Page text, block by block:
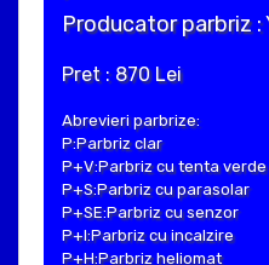
Producator parbriz :
Pret : 870 Lei
Abrevieri parbrize:
P:Parbriz clar
P+V:Parbriz cu tenta verde
P+S:Parbriz cu parasolar
P+SE:Parbriz cu senzor
P+I:Parbriz cu incalzire
P+H:Parbriz heliomat